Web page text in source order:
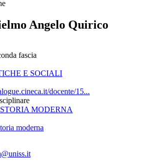
Angelo Quirico
fascia
E SOCIALI
docente/15...
MODERNA
moderna